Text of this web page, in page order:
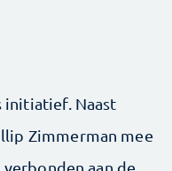
initiatief. Naast
Zimmerman mee
aan de